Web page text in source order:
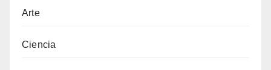
Arte
Ciencia